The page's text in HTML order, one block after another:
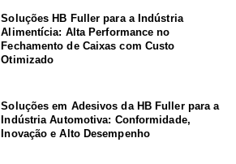
Soluções HB Fuller para a Indústria
Alimentícia: Alta Performance no
Fechamento de Caixas com Custo
Otimizado
Soluções em Adesivos da HB Fuller para a
Indústria Automotiva: Conformidade,
Inovação e Alto Desempenho